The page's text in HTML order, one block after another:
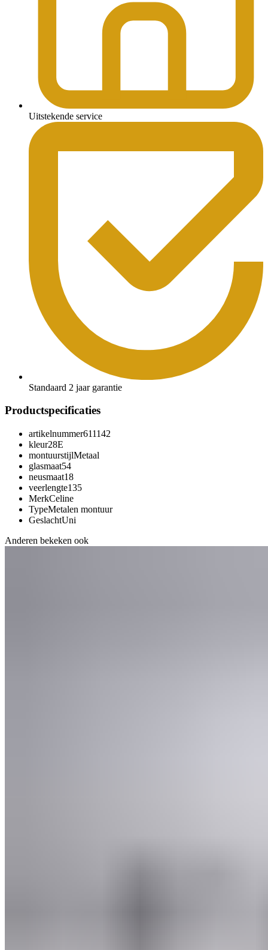
Uitstekende service
Standaard 2 jaar garantie
Productspecificaties
artikelnummer611142
kleur28E
montuurstijlMetaal
glasmaat54
neusmaat18
veerlengte135
MerkCeline
TypeMetalen montuur
GeslachtUni
Anderen bekeken ook